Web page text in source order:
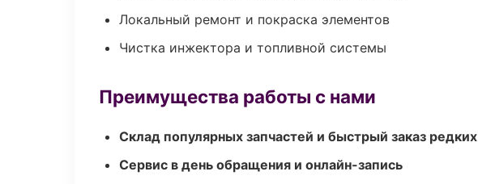
Локальный ремонт и покраска элементов
Чистка инжектора и топливной системы
Преимущества работы с нами
Склад популярных запчастей и быстрый заказ редких
Сервис в день обращения и онлайн-запись